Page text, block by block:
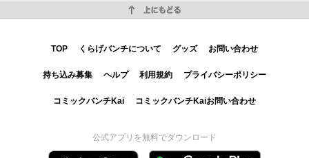
TOP くらげバンチについて グッズ お問い合わせ
持ち込み募集 ヘルプ 利用規約 プライバシーポリシー
コミックバンチKai コミックバンチKaiお問い合わせ
公式アプリを無料でダウンロード